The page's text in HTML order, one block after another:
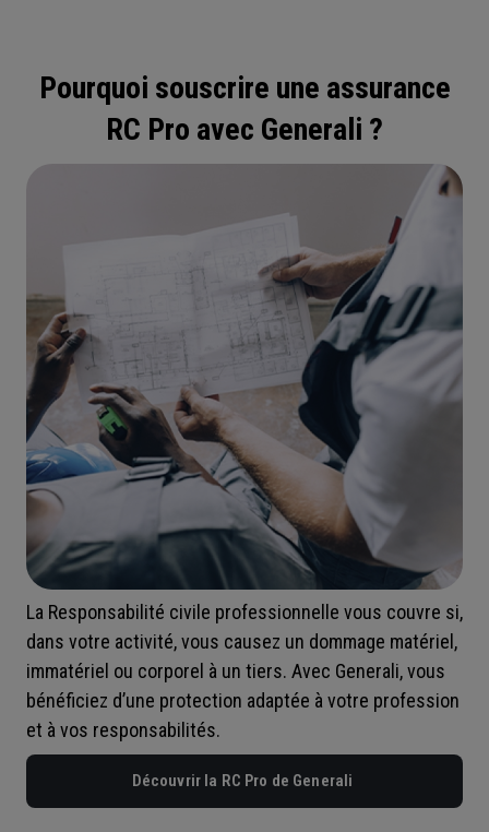
Pourquoi souscrire une assurance
RC Pro avec Generali ?
La Responsabilité civile professionnelle vous couvre si,
dans votre activité, vous causez un dommage matériel,
immatériel ou corporel à un tiers. Avec Generali, vous
bénéficiez d’une protection adaptée à votre profession
et à vos responsabilités.
Découvrir la RC Pro de Generali